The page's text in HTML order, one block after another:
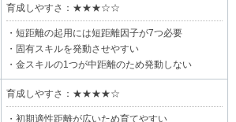
育成しやすさ：★★★☆☆
・短距離の起用には短距離因子が7つ必要
・固有スキルを発動させやすい
・金スキルの1つが中距離のため発動しない
育成しやすさ：★★★★☆
・初期適性距離が広いため育てやすい